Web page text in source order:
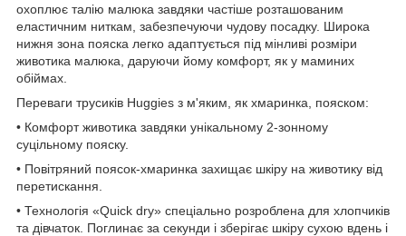
охоплює талію малюка завдяки частіше розташованим
еластичним ниткам, забезпечуючи чудову посадку. Широка
нижня зона пояска легко адаптується під мінливі розміри
животика малюка, даруючи йому комфорт, як у маминих
обіймах.
Переваги трусиків Huggies з м'яким, як хмаринка, пояском:
• Комфорт животика завдяки унікальному 2-зонному
суцільному пояску.
• Повітряний поясок-хмаринка захищає шкіру на животику від
перетискання.
• Технологія «Quick dry» спеціально розроблена для хлопчиків
та дівчаток. Поглинає за секунди і зберігає шкіру сухою вдень і